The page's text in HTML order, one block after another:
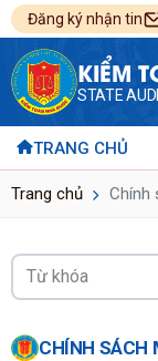
Đăng ký nhận tin
KIỂM
STATE
TRANG CHỦ
Trang chủ Chính
CHÍNH SÁCH